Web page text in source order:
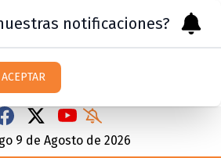
9 de Agosto de 2026
notificaciones?
ACEPTAR